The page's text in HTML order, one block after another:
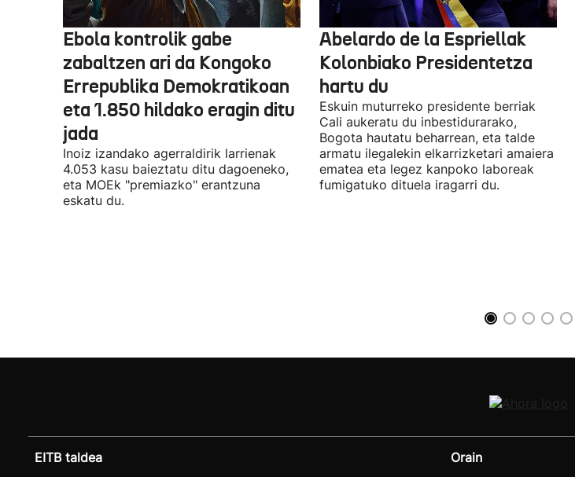
Ebola kontrolik gabe
zabaltzen ari da Kongoko
Errepublika Demokratikoan
eta 1.850 hildako eragin ditu
jada
Inoiz izandako agerraldirik larrienak
4.053 kasu baieztatu ditu dagoeneko,
eta MOEk "premiazko" erantzuna
eskatu du.
Abelardo de la Espriellak
Kolonbiako Presidentetza
hartu du
Eskuin muturreko presidente berriak
Cali aukeratu du inbestidurarako,
Bogota hautatu beharrean, eta talde
armatu ilegalekin elkarrizketari amaiera
ematea eta legez kanpoko laboreak
fumigatuko dituela iragarri du.
EITB taldea Orain